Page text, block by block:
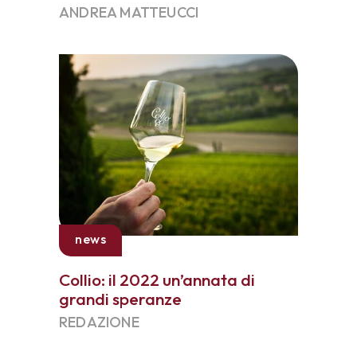
ANDREA MATTEUCCI
news
Collio: il 2022 un’annata di
grandi speranze
REDAZIONE